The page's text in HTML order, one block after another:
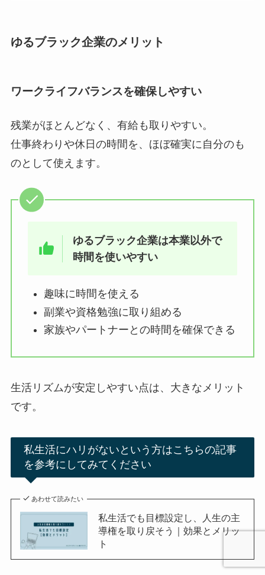
ゆるブラック企業のメリット
ワークライフバランスを確保しやすい
残業がほとんどなく、有給も取りやすい。
仕事終わりや休日の時間を、ほぼ確実に自分のも
のとして使えます。
ゆるブラック企業は本業以外で
時間を使いやすい
趣味に時間を使える
副業や資格勉強に取り組める
家族やパートナーとの時間を確保できる
生活リズムが安定しやすい点は、大きなメリット
です。
私生活にハリがないという方はこちらの記事
を参考にしてみてください
あわせて読みたい
私生活でも目標設定し、人生の主
導権を取り戻そう｜効果とメリッ
ト